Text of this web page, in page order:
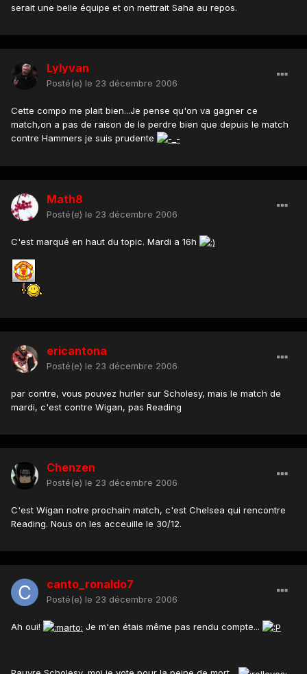
serait une belle équipe et on mettrait Saha au repos.
Lylyvan
Posté(e) le 23 décembre 2006
Cette compo me plait bien...Je pense qu'on va gagner ce
match,on a pas de raison de le perdre bien que depuis le match
contre Hammers je suis prudente
Math8
Posté(e) le 23 décembre 2006
C'est marqué en haut du topic. Mardi a 16h
ericantona
Posté(e) le 23 décembre 2006
par contre, vous pouvez hurler sur Scholesy, mais le match de
mardi, c'est contre Wigan, pas Reading
Chenzen
Posté(e) le 23 décembre 2006
C'est Wigan notre prochain match, c'est Chelsea qui rencontre
Reading. Nous on les acceuille le 30/12.
canto_ronaldo7
Posté(e) le 23 décembre 2006
Ah oui! Je m'en étais même pas rendu compte...